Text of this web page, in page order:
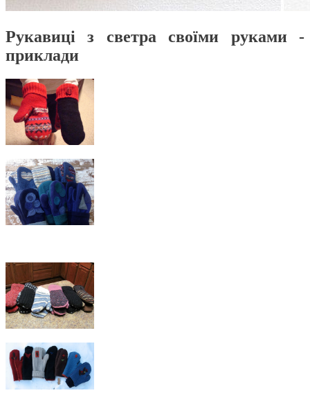
Рукавиці з светра своїми руками -
приклади